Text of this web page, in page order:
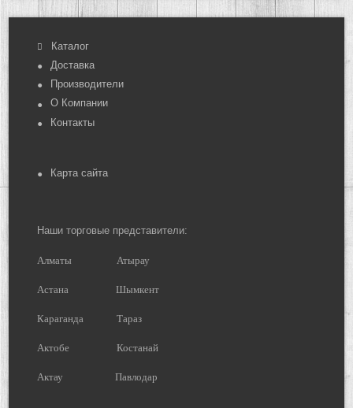
Каталог
Доставка
Производители
О Компании
Контакты
Карта сайта
Наши торговые представители:
Алматы Атырау
Астана Шымкент
Караганда Тараз
Актобе Костанай
Актау Павлодар